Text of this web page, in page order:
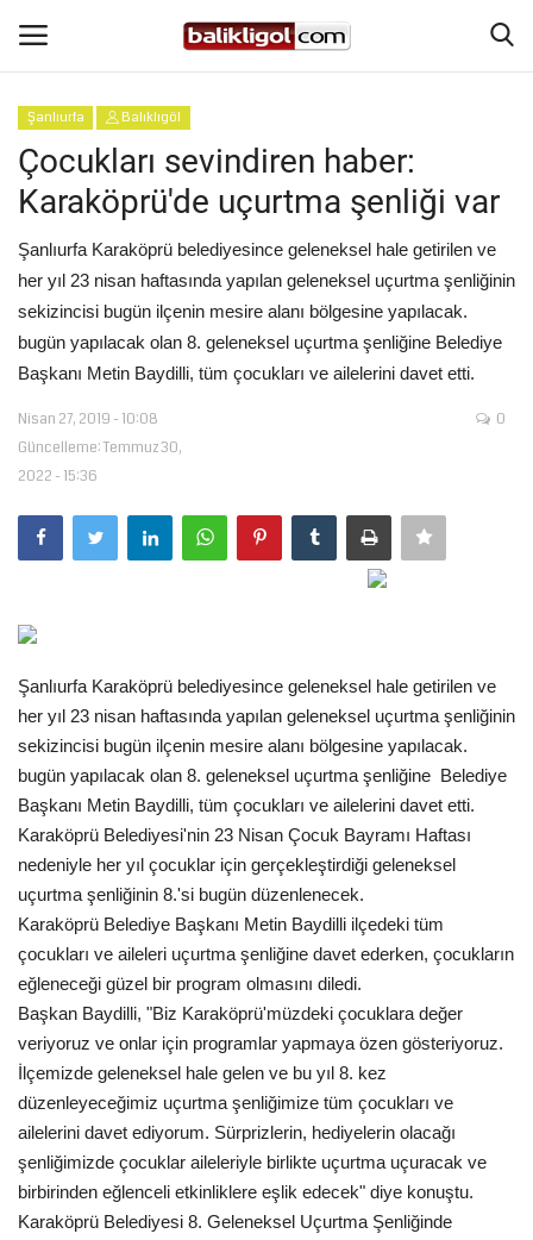
Giriş Yap
Anasayfa
Köşe Yazıları
Magazin
Şanlıurfa
Eğitim
Spor
Tekno Bilim
Ekonomi
Siyaset
Galeriler
Yaşam
Künye
Sağlık
İletişim
Kültür Sanat
Şanlıurfa Balıklıgöl
Çocukları sevindiren haber:
Karaköprü'de uçurtma şenliği var
Şanlıurfa Karaköprü belediyesince geleneksel hale getirilen ve
her yıl 23 nisan haftasında yapılan geleneksel uçurtma şenliğinin
sekizincisi bugün ilçenin mesire alanı bölgesine yapılacak.
bugün yapılacak olan 8. geleneksel uçurtma şenliğine Belediye
Başkanı Metin Baydilli, tüm çocukları ve ailelerini davet etti.
Nisan 27, 2019 - 10:08
Güncelleme: Temmuz 30,
2022 - 15:36
0
Şanlıurfa Karaköprü belediyesince geleneksel hale getirilen ve
her yıl 23 nisan haftasında yapılan geleneksel uçurtma şenliğinin
sekizincisi bugün ilçenin mesire alanı bölgesine yapılacak.
bugün yapılacak olan 8. geleneksel uçurtma şenliğine Belediye
Başkanı Metin Baydilli, tüm çocukları ve ailelerini davet etti.
Karaköprü Belediyesi'nin 23 Nisan Çocuk Bayramı Haftası
nedeniyle her yıl çocuklar için gerçekleştirdiği geleneksel
uçurtma şenliğinin 8.'si bugün düzenlenecek.
Karaköprü Belediye Başkanı Metin Baydilli ilçedeki tüm
çocukları ve aileleri uçurtma şenliğine davet ederken, çocukların
eğleneceği güzel bir program olmasını diledi.
Başkan Baydilli, "Biz Karaköprü'müzdeki çocuklara değer
veriyoruz ve onlar için programlar yapmaya özen gösteriyoruz.
İlçemizde geleneksel hale gelen ve bu yıl 8. kez
düzenleyeceğimiz uçurtma şenliğimize tüm çocukları ve
ailelerini davet ediyorum. Sürprizlerin, hediyelerin olacağı
şenliğimizde çocuklar aileleriyle birlikte uçurtma uçuracak ve
birbirinden eğlenceli etkinliklere eşlik edecek" diye konuştu.
Karaköprü Belediyesi 8. Geleneksel Uçurtma Şenliğinde